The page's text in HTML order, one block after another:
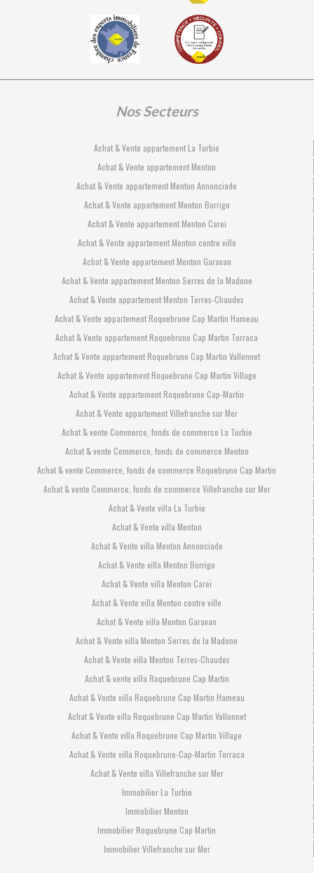
Nos Secteurs
Achat & Vente appartement La Turbie
Achat & Vente appartement Menton
Achat & Vente appartement Menton Annonciade
Achat & Vente appartement Menton Borrigo
Achat & Vente appartement Menton Carei
Achat & Vente appartement Menton centre ville
Achat & Vente appartement Menton Garavan
Achat & Vente appartement Menton Serres de la Madone
Achat & Vente appartement Menton Terres-Chaudes
Achat & Vente appartement Roquebrune Cap Martin Hameau
Achat & Vente appartement Roquebrune Cap Martin Torraca
Achat & Vente appartement Roquebrune Cap Martin Vallonnet
Achat & Vente appartement Roquebrune Cap Martin Village
Achat & Vente appartement Roquebrune Cap-Martin
Achat & Vente appartement Villefranche sur Mer
Achat & vente Commerce, fonds de commerce La Turbie
Achat & vente Commerce, fonds de commerce Menton
Achat & vente Commerce, fonds de commerce Roquebrune Cap Martin
Achat & vente Commerce, fonds de commerce Villefranche sur Mer
Achat & Vente villa La Turbie
Achat & Vente villa Menton
Achat & Vente villa Menton Annonciade
Achat & Vente villa Menton Borrigo
Achat & Vente villa Menton Carei
Achat & Vente villa Menton centre ville
Achat & Vente villa Menton Garavan
Achat & Vente villa Menton Serres de la Madone
Achat & Vente villa Menton Terres-Chaudes
Achat & vente villa Roquebrune Cap Martin
Achat & Vente villa Roquebrune Cap Martin Hameau
Achat & Vente villa Roquebrune Cap Martin Vallonnet
Achat & Vente villa Roquebrune Cap Martin Village
Achat & Vente villa Roquebrune-Cap-Martin Torraca
Achat & Vente villa Villefranche sur Mer
Immobilier La Turbie
Immobilier Menton
Immobilier Roquebrune Cap Martin
Immobilier Villefranche sur Mer